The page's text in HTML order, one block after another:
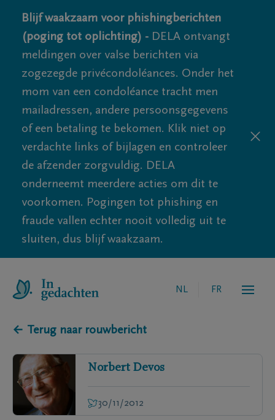
Blijf waakzaam voor phishingberichten
(poging tot oplichting) - DELA ontvangt
meldingen over valse berichten via
zogezegde privécondoléances. Onder het
mom van een condoléance tracht men
mailadressen, andere persoonsgegevens
of een betaling te bekomen. Klik niet op
verdachte links of bijlagen en controleer
de afzender zorgvuldig. DELA
onderneemt meerdere acties om dit te
voorkomen. Pogingen tot phishing en
fraude vallen echter nooit volledig uit te
sluiten, dus blijf waakzaam.
NL FR
← Terug naar rouwbericht
Norbert Devos
30/11/2012